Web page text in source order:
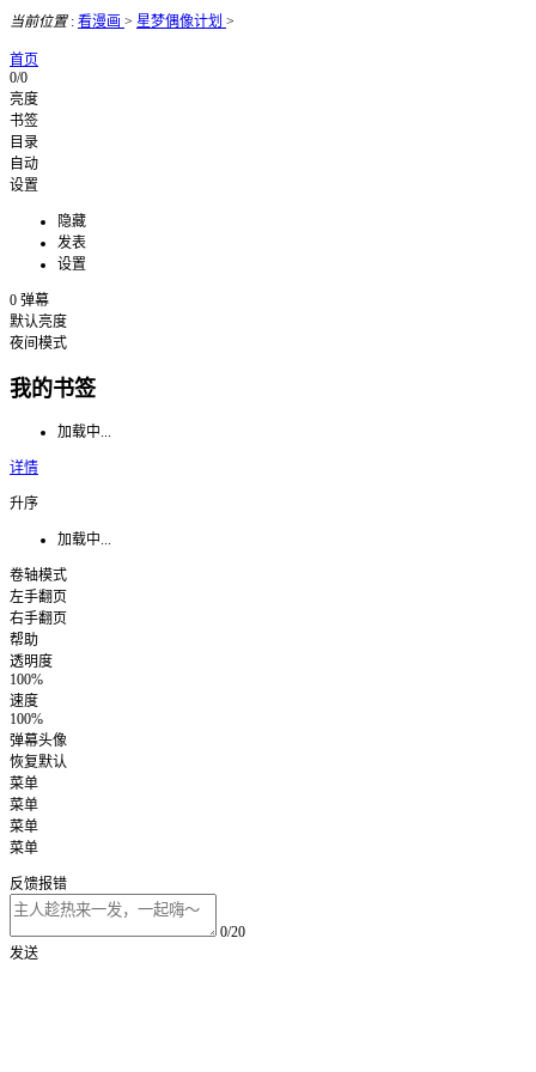
当前位置: 看漫画 > 星梦偶像计划 >
首页
0/0
亮度
书签
目录
自动
设置
隐藏
发表
设置
0 弹幕
默认亮度
夜间模式
我的书签
加载中...
详情
升序
加载中...
卷轴模式
左手翻页
右手翻页
帮助
透明度
100%
速度
100%
弹幕头像
恢复默认
菜单
菜单
菜单
菜单
反馈报错
0/20
发送